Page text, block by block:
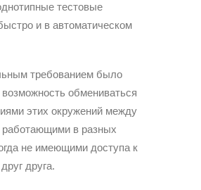
тестовые
и в автоматическом
требованием было
обмениваться
этих окружений между
в разных
не имеющими доступа к
друга.